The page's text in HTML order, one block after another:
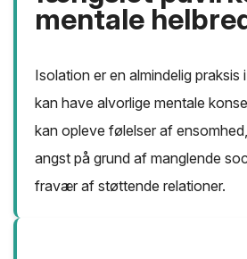
mentale
Isolation er en almindelig
kan have alvorlige mentale
kan opleve følelser af
angst på grund af manglende
fravær af støttende relationer.